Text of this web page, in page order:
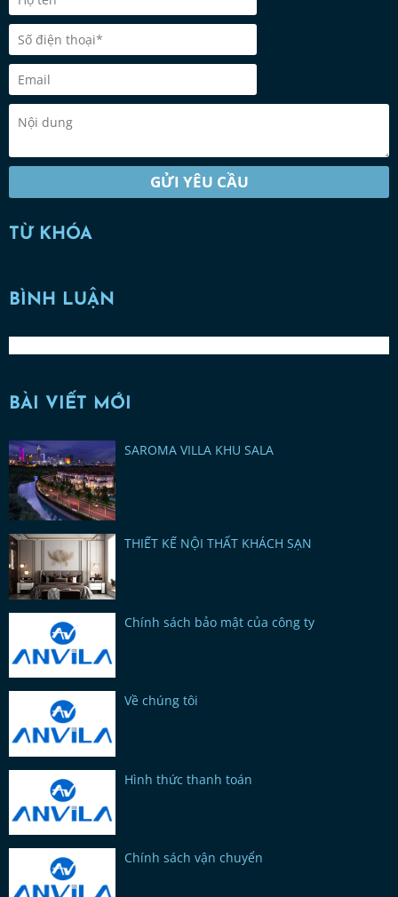
GỬI YÊU CẦU
TỪ KHÓA
BÌNH LUẬN
BÀI VIẾT MỚI
SAROMA VILLA KHU SALA
THIẾT KẾ NỘI THẤT KHÁCH SẠN
Chính sách bảo mật của công ty
Về chúng tôi
Hình thức thanh toán
Chính sách vận chuyển